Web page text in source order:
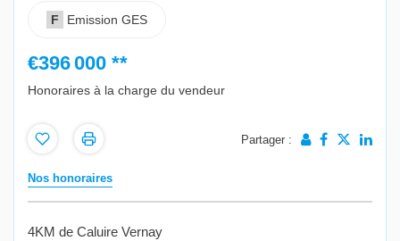
F Emission GES
€396 000 **
Honoraires à la charge du vendeur
Partager :
Nos honoraires
4KM de Caluire Vernay